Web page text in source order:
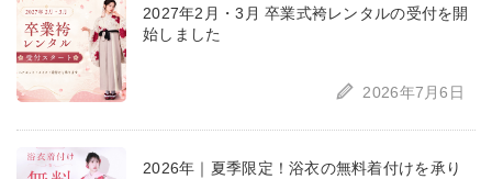
2027年2月・3月 卒業式袴レンタルの受付を開
始しました
2026年7月6日
2026年｜夏季限定！浴衣の無料着付けを承り